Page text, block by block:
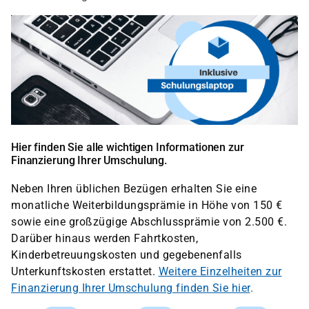
Hier finden Sie alle wichtigen Informationen zur
Finanzierung Ihrer Umschulung.
Neben Ihren üblichen Bezügen erhalten Sie eine
monatliche Weiterbildungsprämie in Höhe von 150 €
sowie eine großzügige Abschlussprämie von 2.500 €.
Darüber hinaus werden Fahrtkosten,
Kinderbetreuungskosten und gegebenenfalls
Unterkunftskosten erstattet. Weitere Einzelheiten zur
Finanzierung Ihrer Umschulung finden Sie hier.